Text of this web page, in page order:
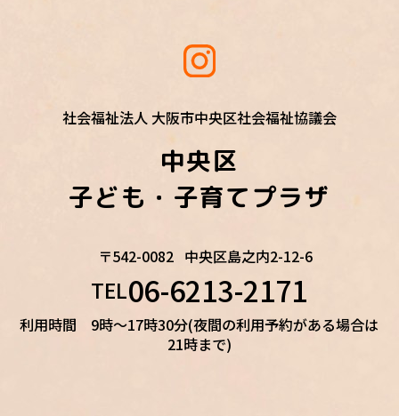
社会福祉法人 大阪市中央区社会福祉協議会
中央区
子ども・子育てプラザ
〒542-0082 中央区島之内2-12-6
TEL06-6213-2171
利用時間 9時～17時30分(夜間の利用予約がある場合は
21時まで)